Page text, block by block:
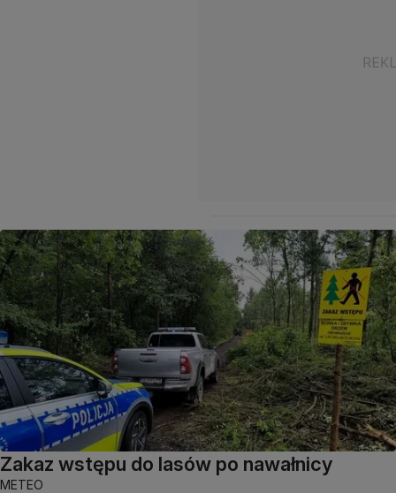
Zakaz wstępu do lasów po nawałnicy
METEO